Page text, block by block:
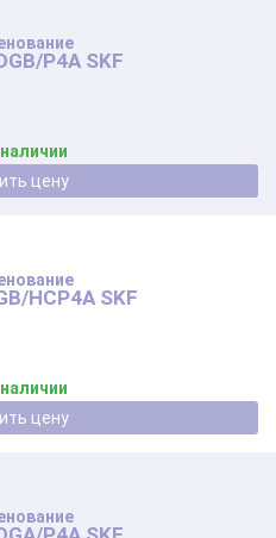
P4A SKF
Уточнить цену
HCP4A SKF
Уточнить цену